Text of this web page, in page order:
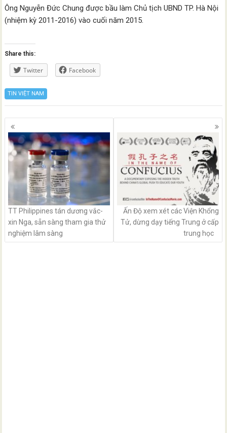
Ông Nguyễn Đức Chung được bầu làm Chủ tịch UBND TP. Hà Nội
(nhiệm kỳ 2011-2016) vào cuối năm 2015.
Share this:
Twitter Facebook
TIN VIỆT NAM
Posts
navigation
TT Philippines tán dương vắc-
xin Nga, sẵn sàng tham gia thử
nghiệm lâm sàng
Ấn Độ xem xét các Viện Khổng
Tử, dừng dạy tiếng Trung ở cấp
trung học